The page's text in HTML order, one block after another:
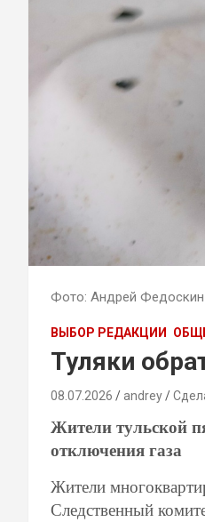
Фото: Андрей Федоскин
ВЫБОР РЕДАКЦИИ
Туляки
08.07.2026 andrey
Жители тульской
отключения газа
Жители
Следственный